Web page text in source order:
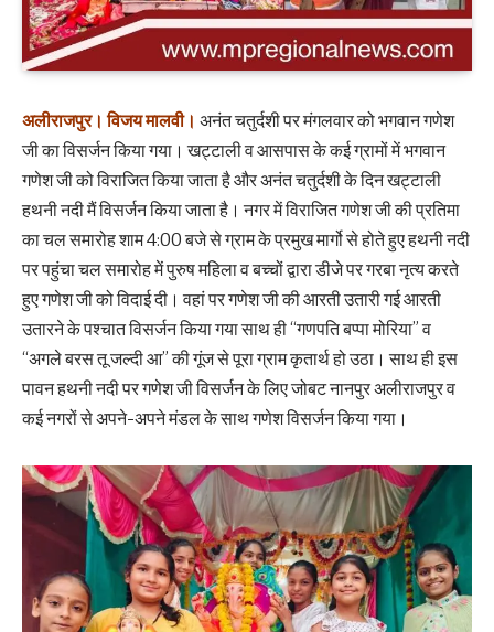
अलीराजपुर। विजय मालवी। अनंत चतुर्दशी पर मंगलवार को भगवान गणेश
जी का विसर्जन किया गया। खट्टाली व आसपास के कई ग्रामों में भगवान
गणेश जी को विराजित किया जाता है और अनंत चतुर्दशी के दिन खट्टाली
हथनी नदी मैं विसर्जन किया जाता है। नगर में विराजित गणेश जी की प्रतिमा
का चल समारोह शाम 4:00 बजे से ग्राम के प्रमुख मार्गो से होते हुए हथनी नदी
पर पहुंचा चल समारोह में पुरुष महिला व बच्चों द्वारा डीजे पर गरबा नृत्य करते
हुए गणेश जी को विदाई दी। वहां पर गणेश जी की आरती उतारी गई आरती
उतारने के पश्चात विसर्जन किया गया साथ ही “गणपति बप्पा मोरिया” व
“अगले बरस तू जल्दी आ” की गूंज से पूरा ग्राम कृतार्थ हो उठा। साथ ही इस
पावन हथनी नदी पर गणेश जी विसर्जन के लिए जोबट नानपुर अलीराजपुर व
कई नगरों से अपने-अपने मंडल के साथ गणेश विसर्जन किया गया।